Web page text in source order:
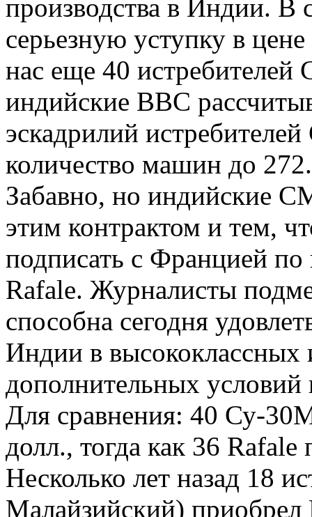
производства в Индии. В
серьезную уступку в
нас еще 40
индийские ВВС
эскадрилий
количество машин до 272.
Забавно, но индийские
этим контрактом и тем,
подписать с Францией по
Rafale. Журналисты
способна сегодня
Индии в высококлассных
дополнительных
Для сравнения: 40 Су-
долл., тогда как 36
Несколько лет назад 18
Малайзийский)